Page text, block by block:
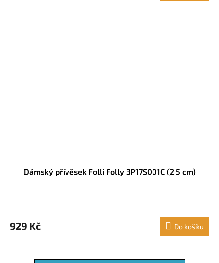
Dámský přívěsek Folli Folly 3P17S001C (2,5 cm)
929 Kč Do košíku